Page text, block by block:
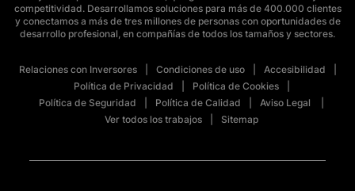
competitividad. Desarrollamos soluciones para más de 400.000 clientes
y conectamos a más de tres millones de personas con oportunidades de
desarrollo profesional, en compañías de todos los tamaños y sectores.
Relaciones con Inversores Condiciones de uso
Accesibilidad
Política de Privacidad
Política de Cookies
Política de Seguridad
Política de Calidad
Aviso Legal
Ver todos los trabajos
Sitemap